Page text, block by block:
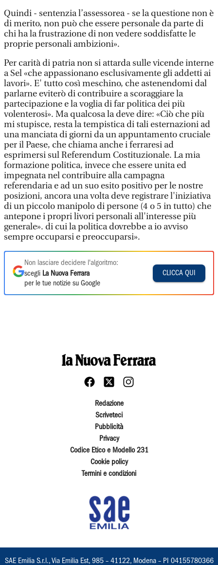
Quindi - sentenzia l’assessorea - se la questione non è
di merito, non può che essere personale da parte di
chi ha la frustrazione di non vedere soddisfatte le
proprie personali ambizioni».
Per carità di patria non si attarda sulle vicende interne
a Sel «che appassionano esclusivamente gli addetti ai
lavori». E' tutto così meschino, che astenendomi dal
parlarne eviterò di contribuire a scoraggiare la
partecipazione e la voglia di far politica dei più
volenterosi». Ma qualcosa la deve dire: «Ciò che più
mi stupisce, resta la tempistica di tali esternazioni ad
una manciata di giorni da un appuntamento cruciale
per il Paese, che chiama anche i ferraresi ad
esprimersi sul Referendum Costituzionale. La mia
formazione politica, invece che essere unita ed
impegnata nel contribuire alla campagna
referendaria e ad un suo esito positivo per le nostre
posizioni, ancora una volta deve registrare l'iniziativa
di un piccolo manipolo di persone (4 o 5 in tutto) che
antepone i propri livori personali all'interesse più
generale». di cui la politica dovrebbe a io avviso
sempre occuparsi e preoccuparsi».
Non lasciare decidere l'algoritmo:
scegli La Nuova Ferrara
per le tue notizie su Google
CLICCA QUI
Redazione
Scriveteci
Pubblicità
Privacy
Codice Etico e Modello 231
Cookie policy
Termini e condizioni
SAE Emilia S.r.l., Via Emilia Est, 985 – 41122, Modena – PI 04155780366